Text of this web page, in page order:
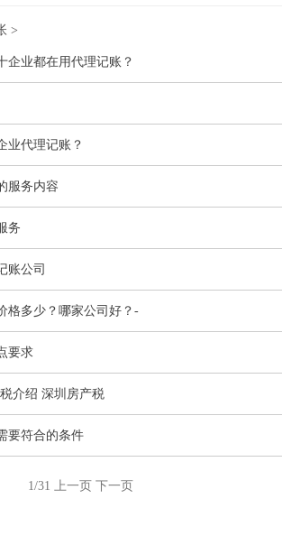
>
企业都在用代理记账？
业代理记账？
服务内容
务
账公司
格多少？哪家公司好？-
要求
介绍 深圳房产税
要符合的条件
1/31 上一页 下一页